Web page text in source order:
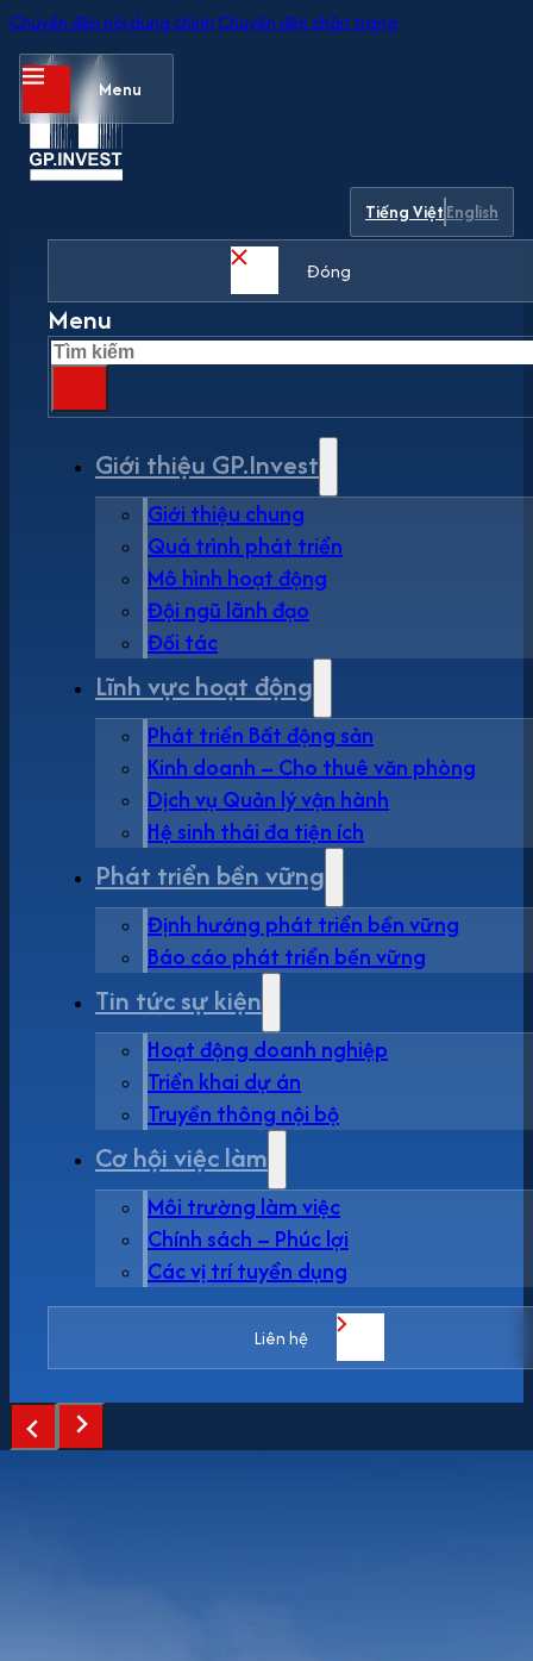
Chuyển đến nội dung chính Chuyển đến chân trang
Menu
Tiếng ViệtEnglish
Đóng
Menu
Tìm
kiếm
Giới thiệu GP.Invest
Giới thiệu chung
Quá trình phát triển
Mô hình hoạt động
Đội ngũ lãnh đạo
Đối tác
Lĩnh vực hoạt động
Phát triển Bất động sản
Kinh doanh – Cho thuê văn phòng
Dịch vụ Quản lý vận hành
Hệ sinh thái đa tiện ích
Phát triển bền vững
Định hướng phát triển bền vững
Báo cáo phát triển bền vững
Tin tức sự kiện
Hoạt động doanh nghiệp
Triển khai dự án
Truyền thông nội bộ
Cơ hội việc làm
Môi trường làm việc
Chính sách – Phúc lợi
Các vị trí tuyển dụng
Liên hệ